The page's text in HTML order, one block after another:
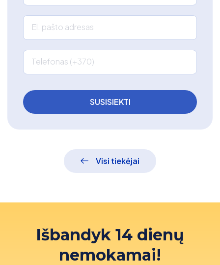
El. pašto adresas
Telefonas (+370)
Visi tiekėjai
Išbandyk 14 dienų
nemokamai!